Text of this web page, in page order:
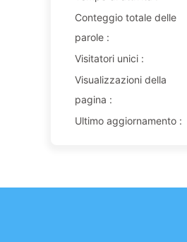
Conteggio totale delle
parole :
Visitatori unici :
Visualizzazioni della
pagina :
Ultimo aggiornamento :